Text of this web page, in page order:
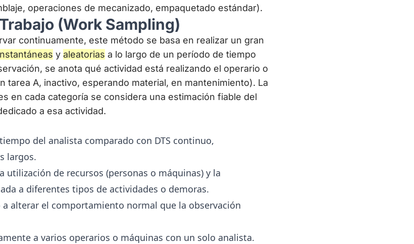
operaciones de mecanizado, empaquetado estándar).
(Work Sampling)
continuamente, este método se basa en realizar un gran
y aleatorias a lo largo de un período de tiempo
se anota qué actividad está realizando el operario o
tarea A, inactivo, esperando material, en mantenimiento). La
en cada categoría se considera una estimación fiable del
a esa actividad.
del analista comparado con DTS continuo,
largos.
utilización de recursos (personas o máquinas) y la
a diferentes tipos de actividades o demoras.
alterar el comportamiento normal que la observación
a varios operarios o máquinas con un solo analista.